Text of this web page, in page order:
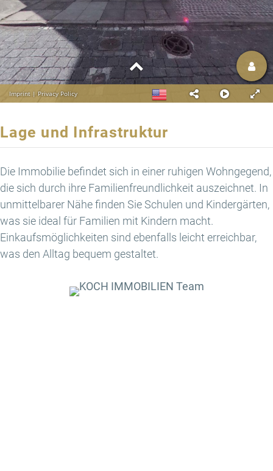
Lage und Infrastruktur
Die Immobilie befindet sich in einer ruhigen Wohngegend,
die sich durch ihre Familienfreundlichkeit auszeichnet. In
unmittelbarer Nähe finden Sie Schulen und Kindergärten,
was sie ideal für Familien mit Kindern macht.
Einkaufsmöglichkeiten sind ebenfalls leicht erreichbar,
was den Alltag bequem gestaltet.